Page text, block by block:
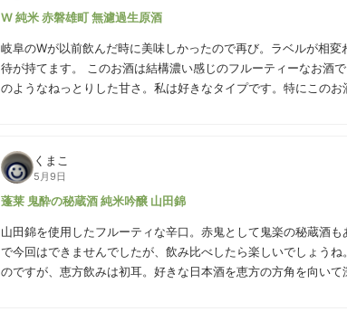
W 純米 赤磐雄町 無濾過生原酒
岐阜のWが以前飲んだ時に美味しかったので再び。ラベルが相
待が持てます。 このお酒は結構濃い感じのフルーティーなお酒で、しっかりした甘さを感じます。バナナや桃
のようなねっとりした甘さ。私は好きなタイプです。特にこの
くまこ
5月9日
蓬莱 鬼酔の秘蔵酒 純米吟醸 山田錦
山田錦を使用したフルーティな辛口。赤鬼として鬼楽の秘蔵酒
で今回はできませんでしたが、飲み比べしたら楽しいでしょう
のですが、恵方飲みは初耳。好きな日本酒を恵方の方角を向い